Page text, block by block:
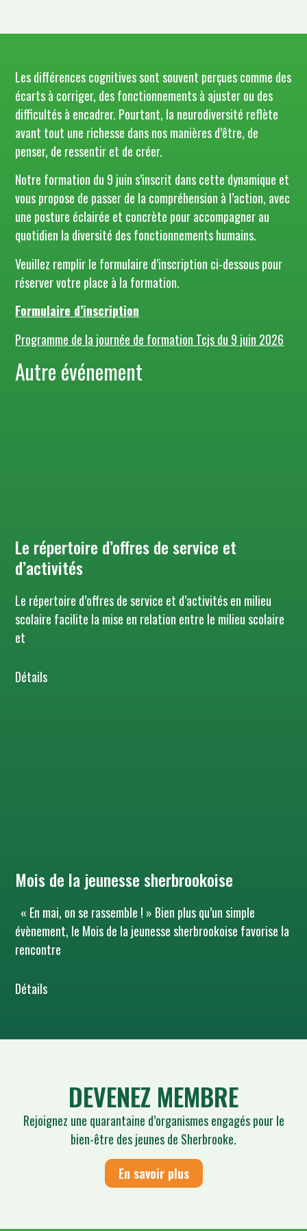
Les différences cognitives sont souvent perçues comme des
écarts à corriger, des fonctionnements à ajuster ou des
difficultés à encadrer. Pourtant, la neurodiversité reflète
avant tout une richesse dans nos manières d’être, de
penser, de ressentir et de créer.
Notre formation du 9 juin s’inscrit dans cette dynamique et
vous propose de passer de la compréhension à l’action, avec
une posture éclairée et concrète pour accompagner au
quotidien la diversité des fonctionnements humains.
Veuillez remplir le formulaire d’inscription ci-dessous pour
réserver votre place à la formation.
Formulaire d’inscription
Programme de la journée de formation Tcjs du 9 juin 2026
Autre événement
Le répertoire d’offres de service et
d’activités
Le répertoire d’offres de service et d’activités en milieu
scolaire facilite la mise en relation entre le milieu scolaire
et
Détails
Mois de la jeunesse sherbrookoise
« En mai, on se rassemble ! » Bien plus qu’un simple
évènement, le Mois de la jeunesse sherbrookoise favorise la
rencontre
Détails
DEVENEZ MEMBRE
Rejoignez une quarantaine d’organismes engagés pour le
bien-être des jeunes de Sherbrooke.
En savoir plus